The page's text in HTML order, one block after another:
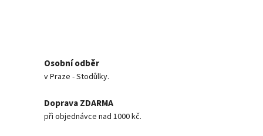
Osobní odběr
v Praze - Stodůlky.
Doprava ZDARMA
při objednávce nad 1000 kč.